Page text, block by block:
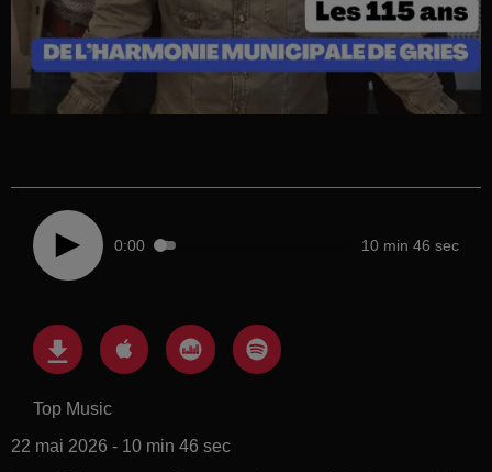
0:00 10 min 46 sec
Top Music
22 mai 2026 - 10 min 46 sec